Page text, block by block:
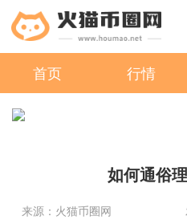
首页 行情
如何通俗
来源：火猫币圈网